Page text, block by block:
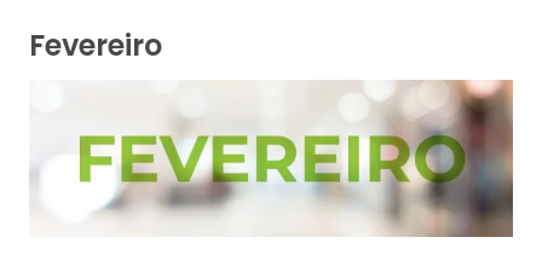
Fevereiro